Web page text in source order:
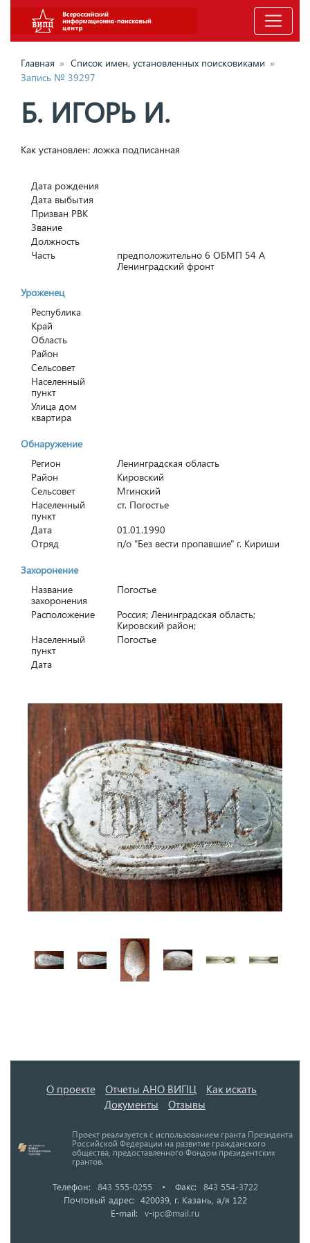
Главная » Список имен, установленных поисковиками »
Запись № 39297
Б. ИГОРЬ И.
Как установлен: ложка подписанная
Дата рождения
Дата выбытия
Призван РВК
Звание
Должность
Часть
предположительно 6 ОБМП 54 А
Ленинградский фронт
Уроженец
Республика
Край
Область
Район
Сельсовет
Населенный
пункт
Улица дом
квартира
Обнаружение
Регион
Ленинградская область
Район
Кировский
Сельсовет
Мгинский
Населенный
пункт
ст. Погостье
Дата
01.01.1990
Отряд
п/о "Без вести пропавшие" г. Кириши
Захоронение
Название
захоронения
Погостье
Расположение
Россия; Ленинградская область;
Кировский район;
Населенный
пункт
Погостье
Дата
О проекте Отчеты АНО ВИПЦ
Как искать
Документы
Отзывы
Проект реализуется с использованием гранта Президента
Российской Федерации на развитие гражданского
общества, предоставленного Фондом президентских
грантов.
Телефон: 843 555-0255 • Факс:
843 554-3722
Почтовый адрес: 420039, г. Казань, а/я 122
E-mail:
v-ipc@mail.ru